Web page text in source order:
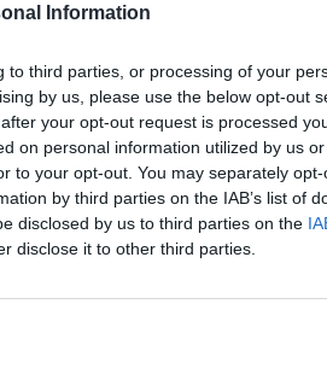
Information
to third parties, or processing of your
by us, please use the below opt-out
your opt-out request is processed
on personal information utilized by us
to your opt-out. You may separately
by third parties on the IAB’s list of
disclosed by us to third parties on the
disclose it to other third parties.
τη Δευτέρα (8/9) η Αυστραλή,
8 Σεπτεμβρίου, 2025